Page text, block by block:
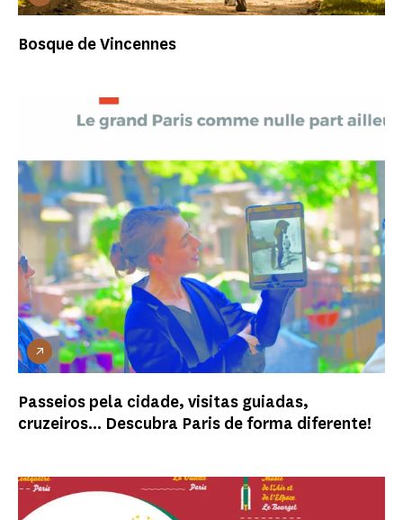
Bosque de Vincennes
Passeios pela cidade, visitas guiadas,
cruzeiros... Descubra Paris de forma diferente!